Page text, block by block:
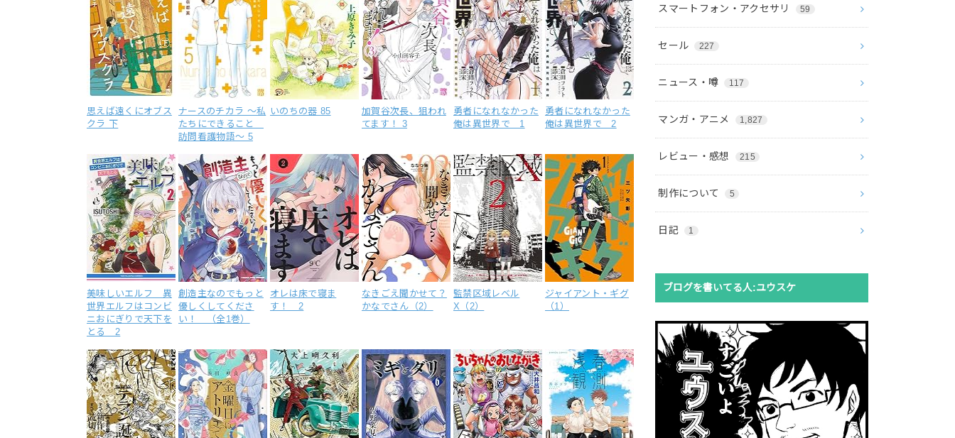
思えば遠くにオブス
クラ 下
ナースのチカラ ～私
たちにできること
訪問看護物語～ 5
いのちの器 85
加賀谷次長、狙われ
てます！ 3
勇者になれなかった
俺は異世界で 1
勇者になれなかった
俺は異世界で 2
美味しいエルフ 異
世界エルフはコンビ
ニおにぎりで天下を
とる 2
創造主なのでもっと
優しくしてくださ
い！ （全1巻）
オレは床で寝ま
す！ 2
なきごえ聞かせて？
かなでさん（2）
監禁区域レベル
X（2）
ジャイアント・ギグ
（1）
スマートフォン・アクセサリ 59
セール 227
ニュース・噂 117
マンガ・アニメ 1,827
レビュー・感想 215
制作について 5
日記 1
ブログを書いてる人:ユウスケ